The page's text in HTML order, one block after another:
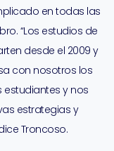
en todas las
“Los estudios de
desde el 2009 y
con nosotros los
y nos
estrategias y
Troncoso.